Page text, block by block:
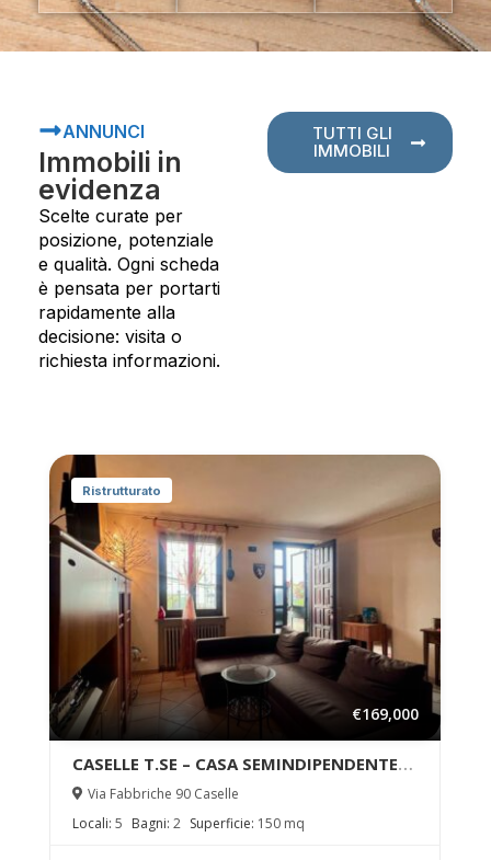
ANNUNCI
Immobili in
evidenza
Scelte curate per
posizione, potenziale
e qualità. Ogni scheda
è pensata per portarti
rapidamente alla
decisione: visita o
richiesta informazioni.
TUTTI GLI
IMMOBILI
Ristrutturato
€169,000
CASELLE T.SE – CASA SEMINDIPENDENTE
con CORTILE di PROPRIETA’
Via Fabbriche 90 Caselle
Locali: 5 Bagni: 2 Superficie: 150 mq